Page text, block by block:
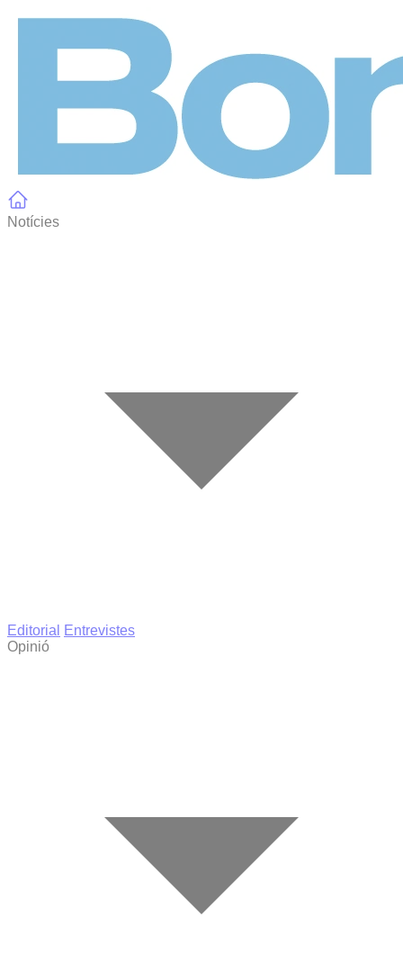
Notícies
Editorial
Entrevistes
Opinió